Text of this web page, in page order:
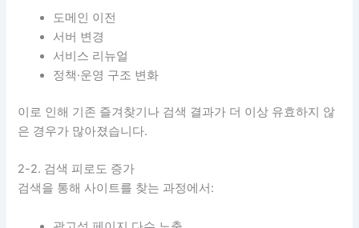
도메인 이전
서버 변경
서비스 리뉴얼
정책·운영 구조 변화
이로 인해 기존 즐겨찾기나 검색 결과가 더 이상 유효하지 않
은 경우가 많아졌습니다.
2-2. 검색 피로도 증가
검색을 통해 사이트를 찾는 과정에서: